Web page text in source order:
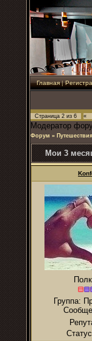
Главная|
Страница 2 из 6 «
Модератор
Форум » Путешествия
Мои 3
Группа: